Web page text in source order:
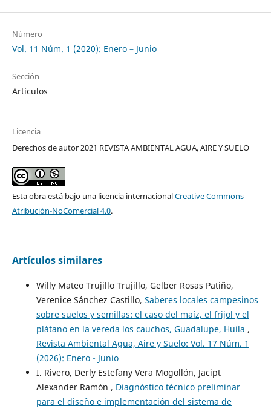
Número
Vol. 11 Núm. 1 (2020): Enero – Junio
Sección
Artículos
Licencia
Derechos de autor 2021 REVISTA AMBIENTAL AGUA, AIRE Y SUELO
Esta obra está bajo una licencia internacionalCreative Commons
Atribución-NoComercial 4.0.
Artículos similares
Willy Mateo Trujillo Trujillo, Gelber Rosas Patiño,
Verenice Sánchez Castillo, Saberes locales campesinos
sobre suelos y semillas: el caso del maíz, el frijol y el
plátano en la vereda los cauchos, Guadalupe, Huila ,
Revista Ambiental Agua, Aire y Suelo: Vol. 17 Núm. 1
(2026): Enero - Junio
I. Rivero, Derly Estefany Vera Mogollón, Jacipt
Alexander Ramón , Diagnóstico técnico preliminar
para el diseño e implementación del sistema de